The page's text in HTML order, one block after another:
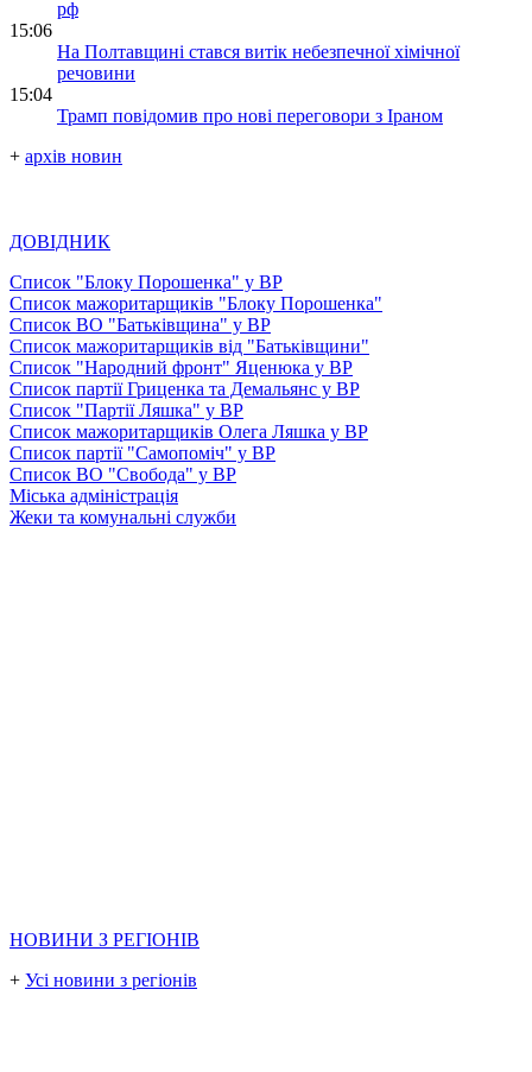
рф
15:06
На Полтавщині стався витік небезпечної хімічної
речовини
15:04
Трамп повідомив про нові переговори з Іраном
+ архів новин
ДОВІДНИК
Список "Блоку Порошенка" у ВР
Список мажоритарщиків "Блоку Порошенка"
Список ВО "Батьківщина" у ВР
Список мажоритарщиків від "Батьківщини"
Список "Народний фронт" Яценюка у ВР
Список партії Гриценка та Демальянс у ВР
Список "Партії Ляшка" у ВР
Список мажоритарщиків Олега Ляшка у ВР
Список партії "Самопоміч" у ВР
Список ВО "Свобода" у ВР
Міська адміністрація
Жеки та комунальні служби
НОВИНИ З РЕГІОНІВ
+ Усі новини з регіонів